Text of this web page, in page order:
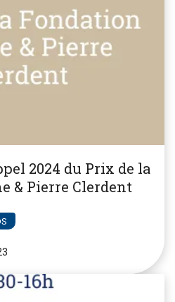
2024 du Prix de la
& Pierre Clerdent